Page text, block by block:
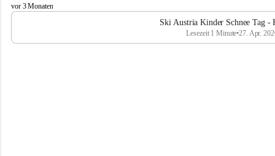
V
o
k
vor 3 Monaten
Ski Austria Kinder Schnee Tag -
Lesezeit 1 Minute•27. Apr.